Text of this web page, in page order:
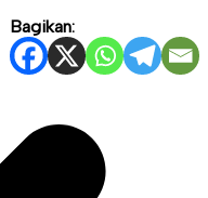
Bagikan: